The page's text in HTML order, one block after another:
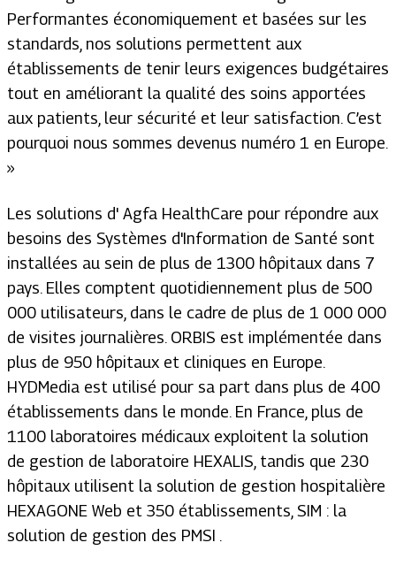
Performantes économiquement et basées sur les
standards, nos solutions permettent aux
établissements de tenir leurs exigences budgétaires
tout en améliorant la qualité des soins apportées
aux patients, leur sécurité et leur satisfaction. C’est
pourquoi nous sommes devenus numéro 1 en Europe.
»
Les solutions d' Agfa HealthCare pour répondre aux
besoins des Systèmes d'Information de Santé sont
installées au sein de plus de 1300 hôpitaux dans 7
pays. Elles comptent quotidiennement plus de 500
000 utilisateurs, dans le cadre de plus de 1 000 000
de visites journalières. ORBIS est implémentée dans
plus de 950 hôpitaux et cliniques en Europe.
HYDMedia est utilisé pour sa part dans plus de 400
établissements dans le monde. En France, plus de
1100 laboratoires médicaux exploitent la solution
de gestion de laboratoire HEXALIS, tandis que 230
hôpitaux utilisent la solution de gestion hospitalière
HEXAGONE Web et 350 établissements, SIM : la
solution de gestion des PMSI .